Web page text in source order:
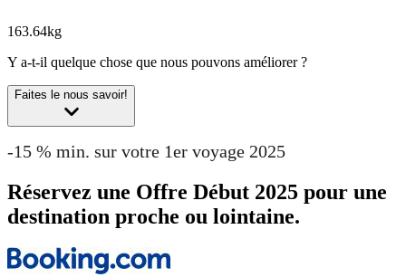
163.64kg
Y a-t-il quelque chose que nous pouvons améliorer ?
Faites le nous savoir!
-15 % min. sur votre 1er voyage 2025
Réservez une Offre Début 2025 pour une
destination proche ou lointaine.